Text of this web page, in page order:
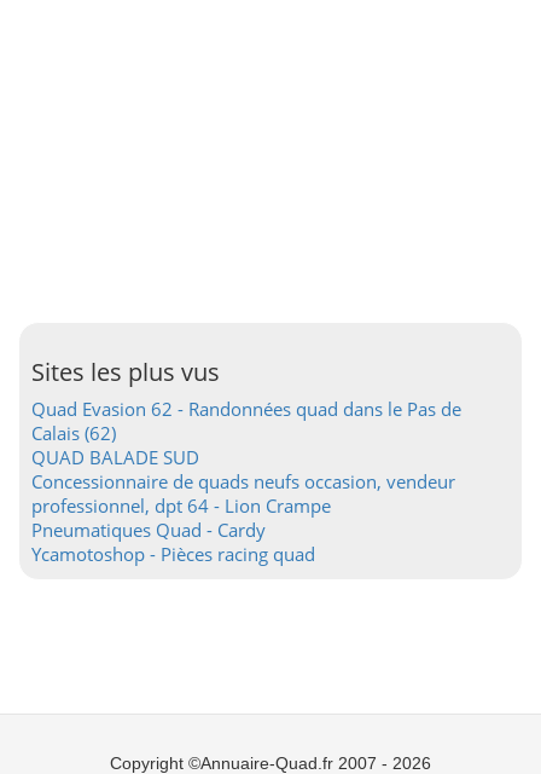
Sites les plus vus
Quad Evasion 62 - Randonnées quad dans le Pas de
Calais (62)
QUAD BALADE SUD
Concessionnaire de quads neufs occasion, vendeur
professionnel, dpt 64 - Lion Crampe
Pneumatiques Quad - Cardy
Ycamotoshop - Pièces racing quad
Copyright ©Annuaire-Quad.fr 2007 - 2026